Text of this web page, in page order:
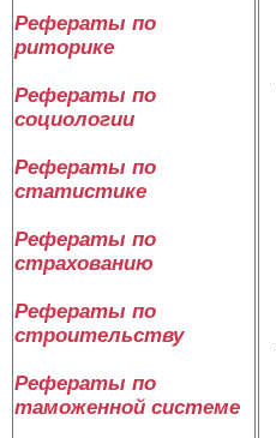
Рефераты по
риторике
Рефераты по
социологии
Рефераты по
статистике
Рефераты по
страхованию
Рефераты по
строительству
Рефераты по
таможенной системе